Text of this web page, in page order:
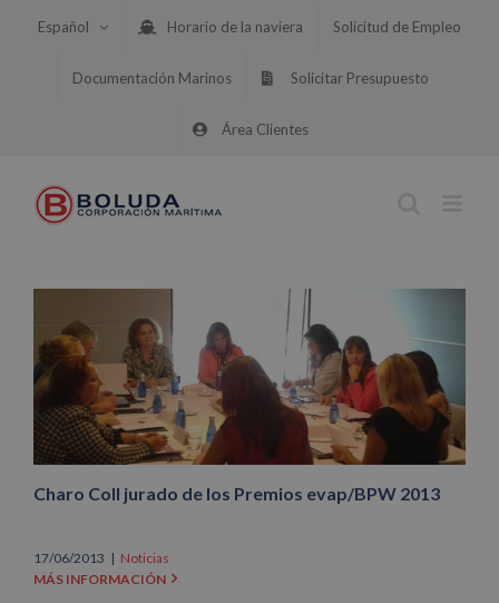
Español Horario de la naviera Solicitud de Empleo
Documentación Marinos Solicitar Presupuesto
Área Clientes
Charo Coll jurado de los Premios evap/BPW 2013
17/06/2013 | Noticias
MÁS INFORMACIÓN